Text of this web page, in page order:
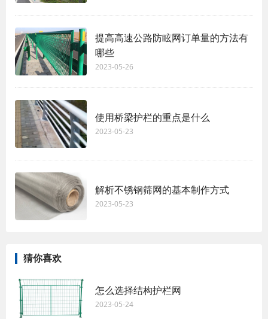
提高高速公路防眩网订单量的方法有
哪些
2023-05-26
使用桥梁护栏的重点是什么
2023-05-23
解析不锈钢筛网的基本制作方式
2023-05-23
猜你喜欢
怎么选择结构护栏网
2023-05-24